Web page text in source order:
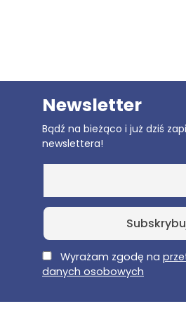
Newsletter
Bądź na bieżąco i już dziś
newslettera!
E-MailWyrażam zgodę na
danych osobowych